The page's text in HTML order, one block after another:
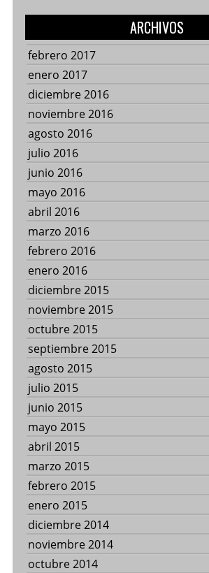
ARCHIVOS
febrero 2017
enero 2017
diciembre 2016
noviembre 2016
agosto 2016
julio 2016
junio 2016
mayo 2016
abril 2016
marzo 2016
febrero 2016
enero 2016
diciembre 2015
noviembre 2015
octubre 2015
septiembre 2015
agosto 2015
julio 2015
junio 2015
mayo 2015
abril 2015
marzo 2015
febrero 2015
enero 2015
diciembre 2014
noviembre 2014
octubre 2014